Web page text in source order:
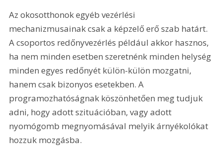
Az okosotthonok egyéb vezérlési
mechanizmusainak csak a képzelő erő szab határt.
A csoportos redőnyvezérlés például akkor hasznos,
ha nem minden esetben szeretnénk minden helység
minden egyes redőnyét külön-külön mozgatni,
hanem csak bizonyos esetekben. A
programozhatóságnak köszönhetően meg tudjuk
adni, hogy adott szituációban, vagy adott
nyomógomb megnyomásával melyik árnyékolókat
hozzuk mozgásba.